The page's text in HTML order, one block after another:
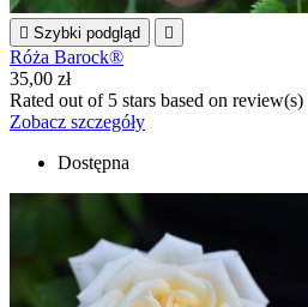
 Szybki podgląd 
Róża Barock®
35,00 zł
Rated out of 5 stars based on review(s)
Zobacz szczegóły
Dostępna